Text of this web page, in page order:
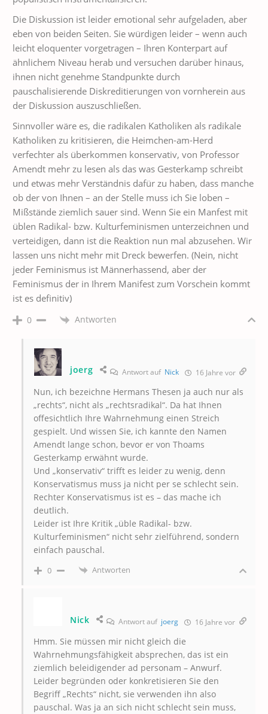
Die Diskussion ist leider emotional sehr aufgeladen, aber
eben von beiden Seiten. Sie würdigen leider – wenn auch
leicht eloquenter vorgetragen – Ihren Konterpart auf
ähnlichem Niveau herab und versuchen darüber hinaus,
ihnen nicht genehme Standpunkte durch
pauschalisierende Diskreditierungen von vornherein aus
der Diskussion auszuschließen.
Sinnvoller wäre es, die radikalen Katholiken als radikale
Katholiken zu kritisieren, die Heimchen-am-Herd
verfechter als überkommen konservativ, von Professor
Amendt mehr zu lesen als das was Gesterkamp schreibt
und etwas mehr Verständnis dafür zu haben, dass manche
ob der von Ihnen – an der Stelle muss ich Sie loben –
Mißstände ziemlich sauer sind. Wenn Sie ein Manfest mit
üblen Radikal- bzw. Kulturfeminismen unterzeichnen und
verteidigen, dann ist die Reaktion nun mal abzusehen. Wir
lassen uns nicht mehr mit Dreck bewerfen. (Nein, nicht
jeder Feminismus ist Männerhassend, aber der
Feminismus der in Ihrem Manifest zum Vorschein kommt
ist es definitiv)
0 Antworten
joerg Antwort auf Nick 16 Jahre vor
Nun, ich bezeichne Hermans Thesen ja auch nur als
„rechts“, nicht als „rechtsradikal“. Da hat Ihnen
offesichtlich Ihre Wahrnehmung einen Streich
gespielt. Und wissen Sie, ich kannte den Namen
Amendt lange schon, bevor er von Thoams
Gesterkamp erwähnt wurde.
Und „konservativ“ trifft es leider zu wenig, denn
Konservatismus muss ja nicht per se schlecht sein.
Rechter Konservatismus ist es – das mache ich
deutlich.
Leider ist Ihre Kritik „üble Radikal- bzw.
Kulturfeminismen“ nicht sehr zielführend, sondern
einfach pauschal.
0 Antworten
Nick Antwort auf joerg 16 Jahre vor
Hmm. Sie müssen mir nicht gleich die
Wahrnehmungsfähigkeit absprechen, das ist ein
ziemlich beleidigender ad personam – Anwurf.
Leider begründen oder konkretisieren Sie den
Begriff „Rechts“ nicht, sie verwenden ihn also
pauschal. Was ja an sich nicht schlecht sein muss,